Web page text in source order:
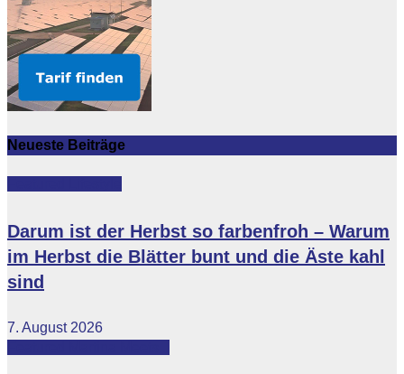
Neueste Beiträge
Darum ist der Herbst so farbenfroh – Warum
im Herbst die Blätter bunt und die Äste kahl
sind
7. August 2026